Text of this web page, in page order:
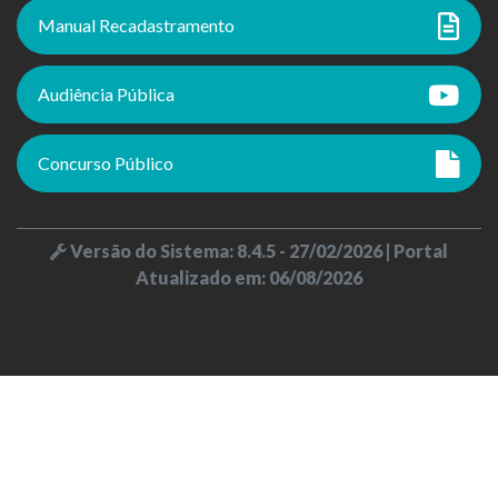
Manual Recadastramento
Audiência Pública
Concurso Público
Versão do Sistema: 8.4.5 - 27/02/2026 | Portal
Atualizado em: 06/08/2026